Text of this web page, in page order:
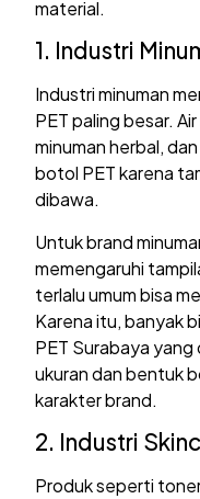
material.
1. Industri
Industri minuman
PET paling besar.
minuman herbal,
botol PET karena
dibawa.
Untuk brand
memengaruhi
terlalu umum bisa
Karena itu, banyak
PET Surabaya
ukuran dan bentuk
karakter brand.
2. Industri
Produk seperti